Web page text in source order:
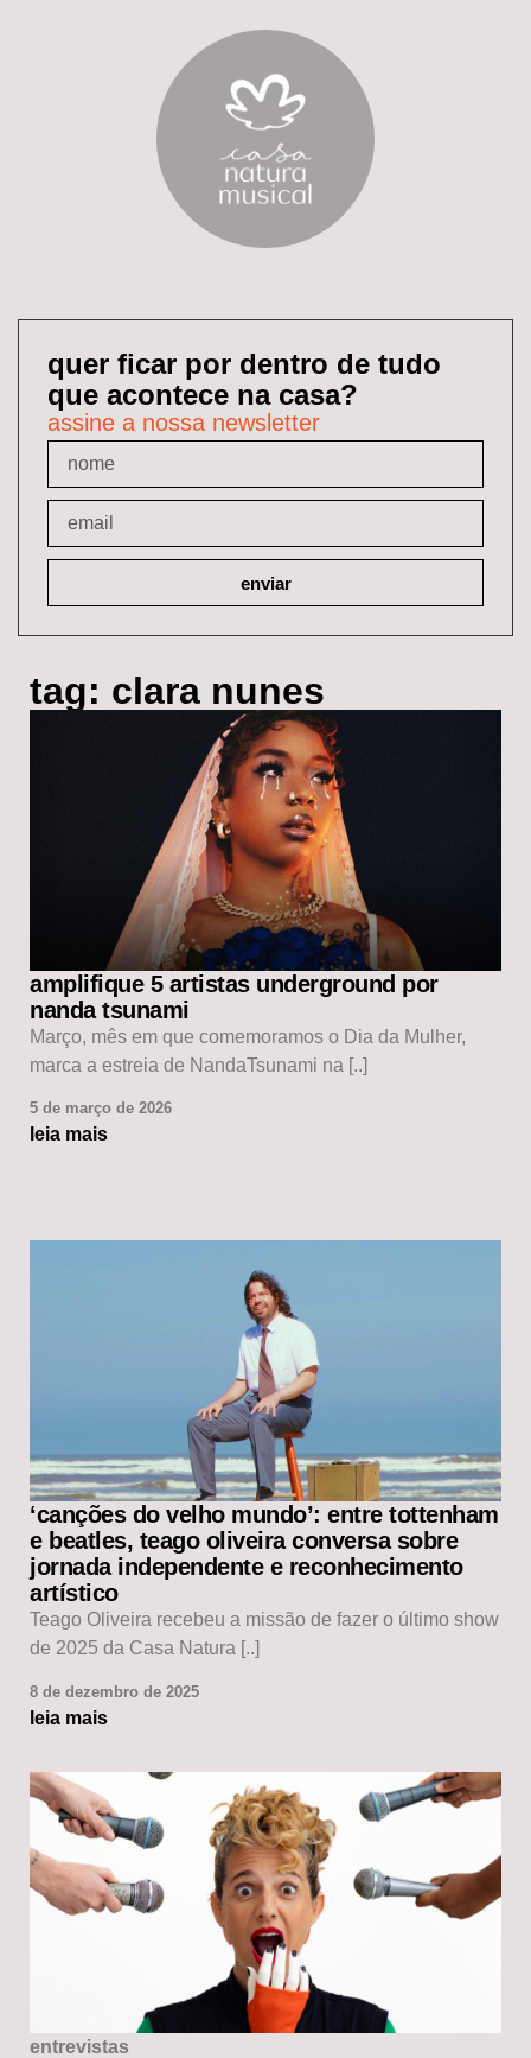
quer ficar por dentro de tudo
que acontece na casa?
assine a nossa newsletter
enviar
tag: clara nunes
amplifique 5 artistas underground por
nanda tsunami
Março, mês em que comemoramos o Dia da Mulher,
marca a estreia de NandaTsunami na [..]
5 de março de 2026
leia mais
‘canções do velho mundo’: entre tottenham
e beatles, teago oliveira conversa sobre
jornada independente e reconhecimento
artístico
Teago Oliveira recebeu a missão de fazer o último show
de 2025 da Casa Natura [..]
8 de dezembro de 2025
leia mais
entrevistas